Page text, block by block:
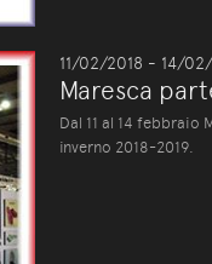
11/02/2018 - 14/
Maresca
Dal 11 al 14 febbraio
inverno 2018-2019.